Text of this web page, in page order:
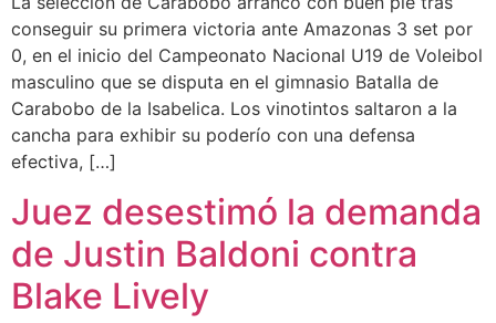
conseguir su primera victoria ante Amazonas 3 set por
0, en el inicio del Campeonato Nacional U19 de Voleibol
masculino que se disputa en el gimnasio Batalla de
Carabobo de la Isabelica. Los vinotintos saltaron a la
cancha para exhibir su poderío con una defensa
efectiva, […]
Juez desestimó la demanda
de Justin Baldoni contra
Blake Lively